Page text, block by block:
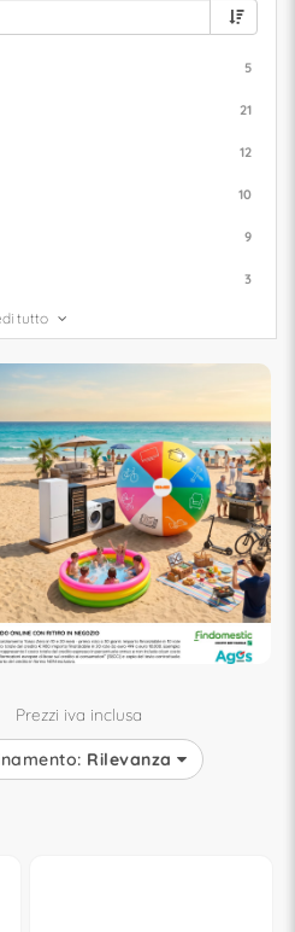
5
21
12
10
9
3
tutto
Prezzi iva inclusa
Rilevanza